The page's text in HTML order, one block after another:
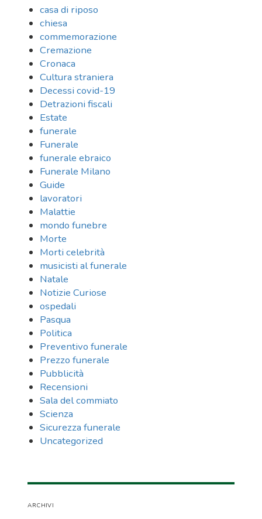
casa di riposo
chiesa
commemorazione
Cremazione
Cronaca
Cultura straniera
Decessi covid-19
Detrazioni fiscali
Estate
funerale
Funerale
funerale ebraico
Funerale Milano
Guide
lavoratori
Malattie
mondo funebre
Morte
Morti celebrità
musicisti al funerale
Natale
Notizie Curiose
ospedali
Pasqua
Politica
Preventivo funerale
Prezzo funerale
Pubblicità
Recensioni
Sala del commiato
Scienza
Sicurezza funerale
Uncategorized
ARCHIVI